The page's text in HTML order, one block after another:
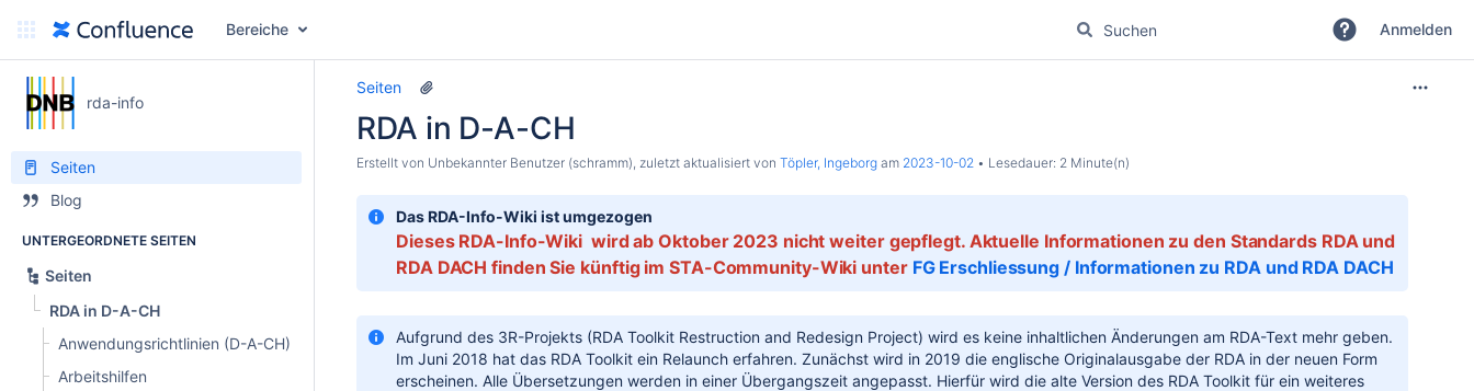
Bereiche Anmelden
rda-info
Seiten
Blog
UNTERGEORDNETE SEITEN
Seiten
RDA in D-A-CH
Anwendungsrichtlinien (D-A-CH)
Arbeitshilfen
Seiten
RDA in D-A-CH
Erstellt von Unbekannter Benutzer (schramm), zuletzt aktualisiert von Töpler, Ingeborg am 2023-10-02 Lesedauer: 2 Minute(n)
Das RDA-Info-Wiki ist umgezogen
Dieses RDA-Info-Wiki wird ab Oktober 2023 nicht weiter gepflegt. Aktuelle Informationen zu den Standards RDA und
RDA DACH finden Sie künftig im STA-Community-Wiki unter FG Erschliessung / Informationen zu RDA und RDA DACH
Aufgrund des 3R-Projekts (RDA Toolkit Restruction and Redesign Project) wird es keine inhaltlichen Änderungen am RDA-Text mehr geben.
Im Juni 2018 hat das RDA Toolkit ein Relaunch erfahren. Zunächst wird in 2019 die englische Originalausgabe der RDA in der neuen Form
erscheinen. Alle Übersetzungen werden in einer Übergangszeit angepasst. Hierfür wird die alte Version des RDA Toolkit für ein weiteres